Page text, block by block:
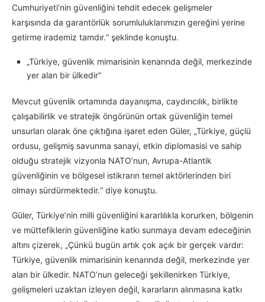
Cumhuriyeti’nin güvenliğini tehdit edecek gelişmeler
karşısında da garantörlük sorumluluklarımızın gereğini yerine
getirme irademiz tamdır.“ şeklinde konuştu.
„Türkiye, güvenlik mimarisinin kenarında değil, merkezinde
yer alan bir ülkedir“
Mevcut güvenlik ortamında dayanışma, caydırıcılık, birlikte
çalışabilirlik ve stratejik öngörünün ortak güvenliğin temel
unsurları olarak öne çıktığına işaret eden Güler, „Türkiye, güçlü
ordusu, gelişmiş savunma sanayi, etkin diplomasisi ve sahip
olduğu stratejik vizyonla NATO’nun, Avrupa-Atlantik
güvenliğinin ve bölgesel istikrarın temel aktörlerinden biri
olmayı sürdürmektedir.“ diye konuştu.
Güler, Türkiye’nin milli güvenliğini kararlılıkla korurken, bölgenin
ve müttefiklerin güvenliğine katkı sunmaya devam edeceğinin
altını çizerek, „Çünkü bugün artık çok açık bir gerçek vardır:
Türkiye, güvenlik mimarisinin kenarında değil, merkezinde yer
alan bir ülkedir. NATO’nun geleceği şekillenirken Türkiye,
gelişmeleri uzaktan izleyen değil, kararların alınmasına katkı